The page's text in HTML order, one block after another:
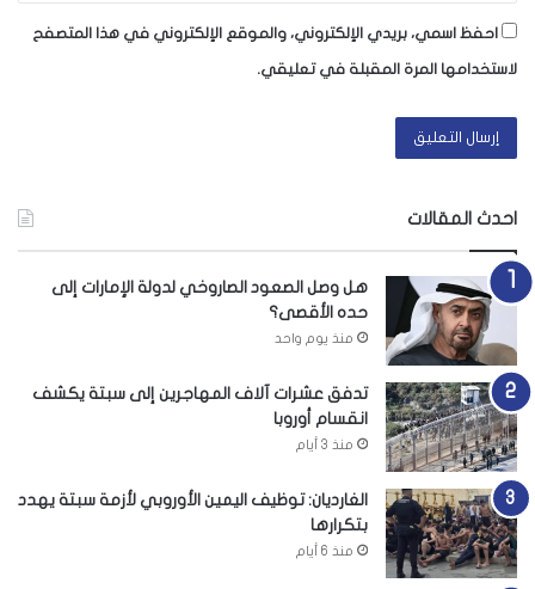
احفظ اسمي، بريدي الإلكتروني، والموقع الإلكتروني في هذا المتصفح
لاستخدامها المرة المقبلة في تعليقي.
احدث المقالات
هل وصل الصعود الصاروخي لدولة الإمارات إلى
حده الأقصى؟
منذ يوم واحد
تدفق عشرات آلاف المهاجرين إلى سبتة يكشف
انقسام أوروبا
منذ 3 أيام
الغارديان: توظيف اليمين الأوروبي لأزمة سبتة يهدد
بتكرارها
منذ 6 أيام